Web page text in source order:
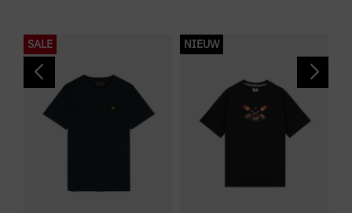
SALE NIEUW